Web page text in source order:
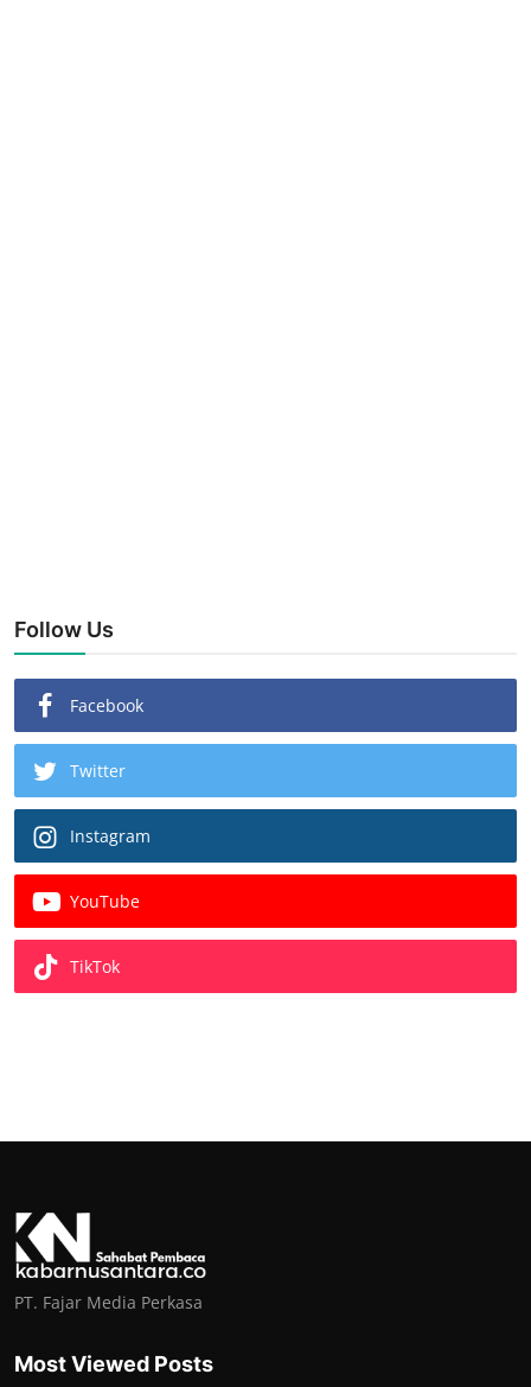
Follow Us
Facebook
Twitter
Instagram
YouTube
TikTok
PT. Fajar Media Perkasa
Most Viewed Posts